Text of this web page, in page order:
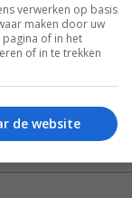
vloeistof uit de
zoals hierboven
verwerken op basis
maken door uw
of in het
of in te trekken
de website